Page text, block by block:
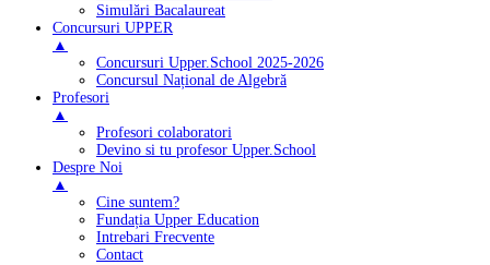
Simulări Bacalaureat
Concursuri UPPER
▲
Concursuri Upper.School 2025-2026
Concursul Național de Algebră
Profesori
▲
Profesori colaboratori
Devino si tu profesor Upper.School
Despre Noi
▲
Cine suntem?
Fundația Upper Education
Intrebari Frecvente
Contact